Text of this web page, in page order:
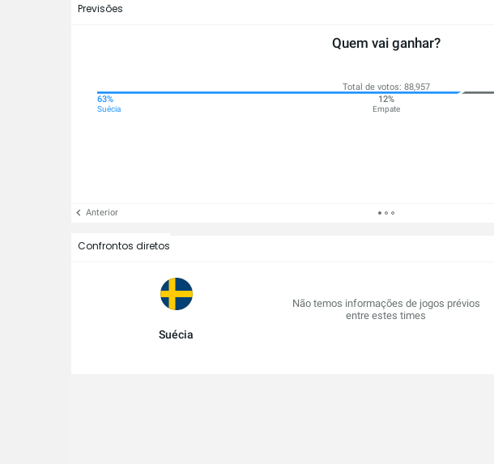
Previsões
Quem vai ganhar?
Total de votos: 88,957
63%
Suécia
12%
Empate
Anterior
Confrontos diretos
Suécia
Não temos informações de jogos prévios
entre estes times